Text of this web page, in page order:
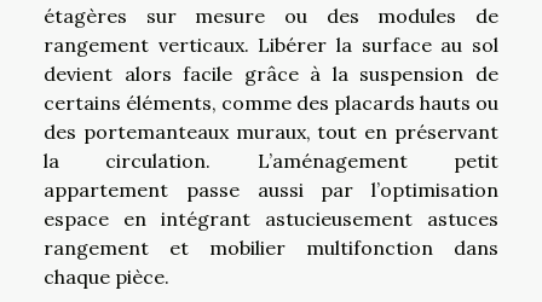
étagères sur mesure ou des modules de
rangement verticaux. Libérer la surface au sol
devient alors facile grâce à la suspension de
certains éléments, comme des placards hauts ou
des portemanteaux muraux, tout en préservant
la circulation. L’aménagement petit
appartement passe aussi par l’optimisation
espace en intégrant astucieusement astuces
rangement et mobilier multifonction dans
chaque pièce.